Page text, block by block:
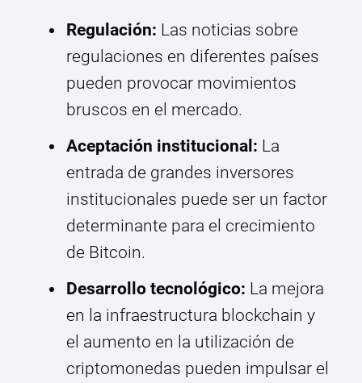
Regulación: Las noticias sobre
regulaciones en diferentes países
pueden provocar movimientos
bruscos en el mercado.
Aceptación institucional: La
entrada de grandes inversores
institucionales puede ser un factor
determinante para el crecimiento
de Bitcoin.
Desarrollo tecnológico: La mejora
en la infraestructura blockchain y
el aumento en la utilización de
criptomonedas pueden impulsar el